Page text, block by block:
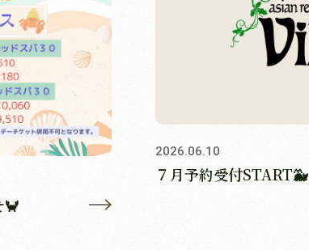
🦀
2026.06.10
７月予約受付START🐳